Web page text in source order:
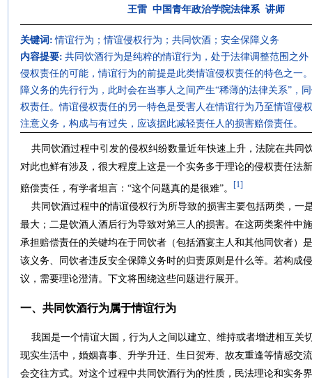
王雷 中国青年政治学院法律系 讲师
关键词: 情谊行为；情谊侵权行为；共同饮酒；安全保障义务
内容提要: 共同饮酒行为是纯粹的情谊行为，处于法律调整范围之
侵权责任的可能，情谊行为的前提是此类情谊侵权责任的特色之一
障义务的先行行为，此时会在当事人之间产生“稀薄的法律关系”，
权责任。情谊侵权责任的另一特色是受害人在情谊行为乃至情谊侵
注意义务，构成与有过失，应该据此减轻责任人的损害赔偿责任。
共同饮酒过程中引发的侵权纠纷数量近年快速上升，法院在共同
对此也鲜有涉及，很大程度上这是一个实务多于理论的侵权责任法
赔偿责任，有学者坦言：“这个问题真的是很难”。 [1]
共同饮酒过程中的情谊侵权行为所导致的损害主要包括两类，一
最大；二是饮酒人酒后行为导致对第三人的损害。在这两类案件中
承担赔偿责任的关键均在于同饮者（包括酒宴主人和其他同饮者）
该义务、同饮者违反安全保障义务时的归责原则是什么等。若构成
议，需要理论澄清。下文将围绕这些问题进行展开。
一、共同饮酒行为属于情谊行为
我国是一个情谊大国，行为人之间以建立、维持或者增进相互关
现实生活中，婚姻喜事、升学升迁、生日贺寿、故友重逢等情感交
会交往方式。对这个过程中共同饮酒行为的性质，民法理论和实务